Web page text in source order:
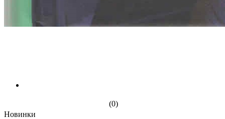
(0)
Новинки